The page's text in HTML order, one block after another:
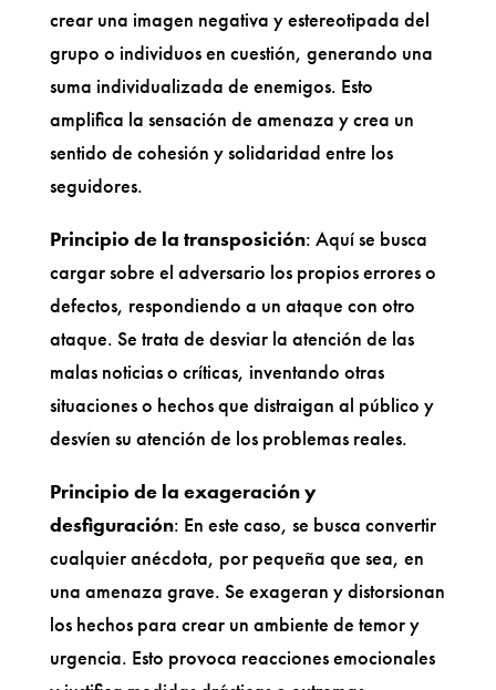
crear una imagen negativa y estereotipada del
grupo o individuos en cuestión, generando una
suma individualizada de enemigos. Esto
amplifica la sensación de amenaza y crea un
sentido de cohesión y solidaridad entre los
seguidores.
Principio de la transposición: Aquí se busca
cargar sobre el adversario los propios errores o
defectos, respondiendo a un ataque con otro
ataque. Se trata de desviar la atención de las
malas noticias o críticas, inventando otras
situaciones o hechos que distraigan al público y
desvíen su atención de los problemas reales.
Principio de la exageración y
desfiguración: En este caso, se busca convertir
cualquier anécdota, por pequeña que sea, en
una amenaza grave. Se exageran y distorsionan
los hechos para crear un ambiente de temor y
urgencia. Esto provoca reacciones emocionales